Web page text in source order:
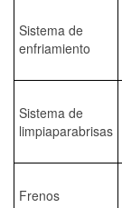
Sistema de
enfriamiento
Sistema de
limpiaparabrisas
Frenos